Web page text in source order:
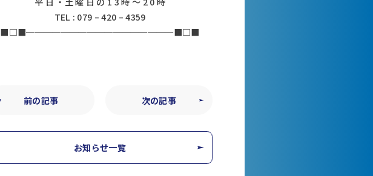
TEL : 079 – 420 – 4359
■□■─────────────────■□■
前の記事 次の記事
お知らせ一覧